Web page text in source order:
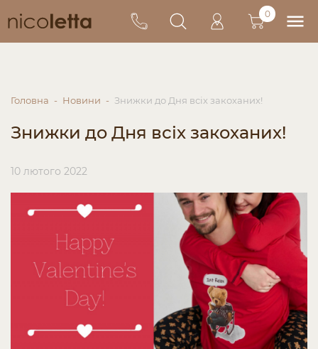
0
Головна Новини Знижки до Дня всіх закоханих!
Знижки до Дня всіх закоханих!
10 лютого 2022